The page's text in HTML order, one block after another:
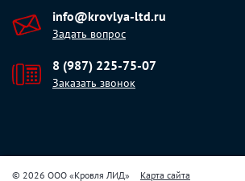
info@krovlya-ltd.ru
Задать вопрос
8 (987) 225-75-07
Заказать звонок
© 2026 ООО «Кровля ЛИД» Карта сайта